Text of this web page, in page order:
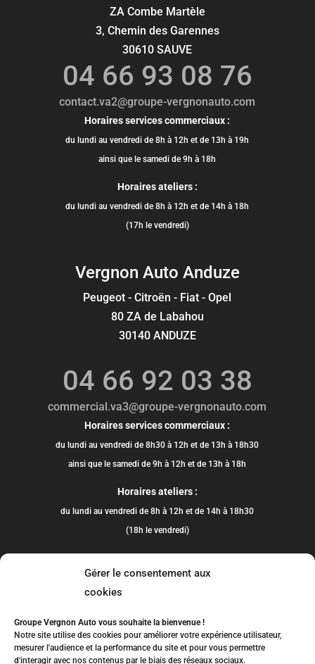
Gérer le consentement aux
cookies
Groupe Vergnon Auto vous souhaite la bienvenue !
Notre site utilise des cookies pour améliorer votre expérience utilisateur,
mesurer l'audience et la performance du site et pour vous permettre
d'interagir avec nos contenus par le biais des réseaux sociaux.
ZA Combe Martèle
3, Chemin des Garennes
30610 SAUVE
04 66 93 08 76
contact.va2@groupe-vergnonauto.com
Horaires services commerciaux :
du lundi au vendredi de 8h à 12h et de 13h à 19h
ainsi que le samedi de 9h à 18h
Horaires ateliers :
du lundi au vendredi de 8h à 12h et de 14h à 18h
(17h le vendredi)
Vergnon Auto Anduze
Peugeot - Citroën - Fiat - Opel
80 ZA de Labahou
30140 ANDUZE
04 66 92 03 38
commercial.va3@groupe-vergnonauto.com
Horaires services commerciaux :
du lundi au vendredi de 8h30 à 12h et de 13h à 18h30
ainsi que le samedi de 9h à 12h et de 13h à 18h
Horaires ateliers :
du lundi au vendredi de 8h à 12h et de 14h à 18h30
(18h le vendredi)